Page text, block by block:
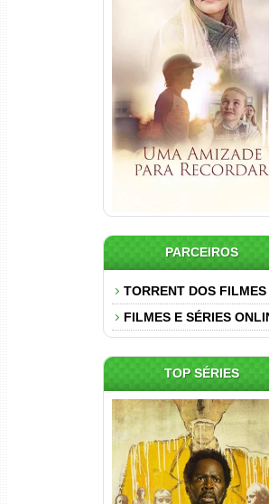
Uma Amizade para
Torrent (2025) WEB-DL
Dual Áudio
PARCEIROS
TORRENT DOS FILMES
FILMES E SÉRIES
TOP SÉRIES